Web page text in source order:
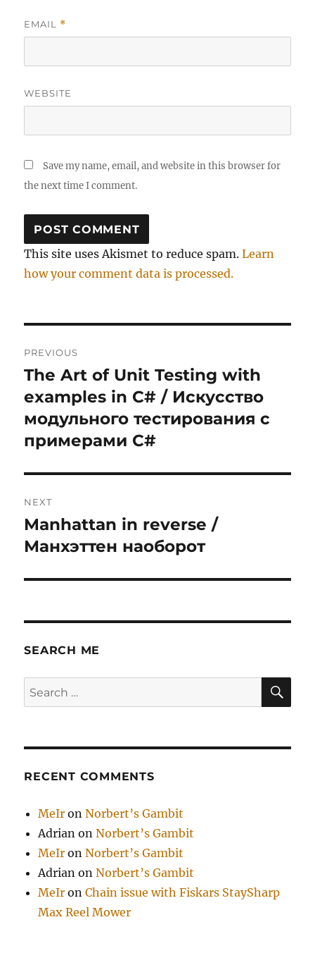
EMAIL *
WEBSITE
Save my name, email, and website in this browser for
the next time I comment.
This site uses Akismet to reduce spam.Learn
how your comment data is processed.
navigation
PREVIOUS
Previous
post:
The Art of Unit Testing with
examples in C# / Искусство
модульного тестирования с
примерами C#
NEXT
Next
post:
Manhattan in reverse /
Манхэттен наоборот
SEARCH ME
Search
for:
RECENT COMMENTS
MeIr onNorbert’s Gambit
Adrian onNorbert’s Gambit
MeIr onNorbert’s Gambit
Adrian onNorbert’s Gambit
MeIr onChain issue with Fiskars StaySharp
Max Reel Mower